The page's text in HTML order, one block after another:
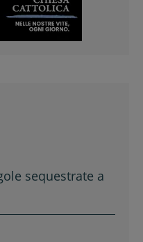
sequestrate a